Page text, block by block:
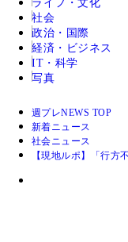
ライフ・文化
社会
政治・国際
経済・ビジネス
IT・科学
写真
週プレNEWS TOP
新着ニュース
社会ニュース
【現地ルポ】「行